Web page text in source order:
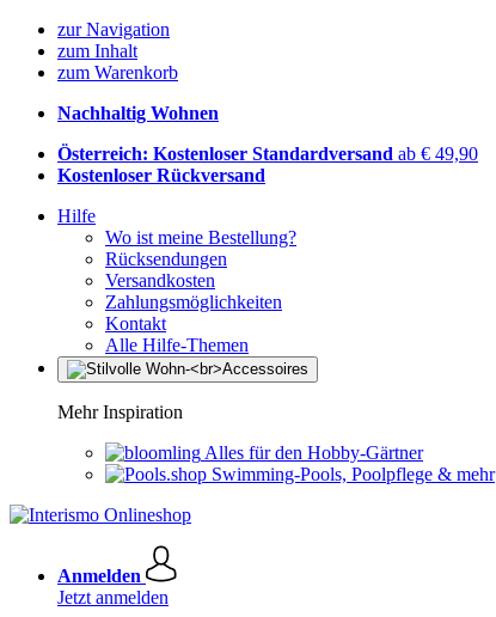
zur Navigation
zum Inhalt
zum Warenkorb
Nachhaltig Wohnen
Österreich: Kostenloser Standardversand ab € 49,90
Kostenloser Rückversand
Hilfe
Wo ist meine Bestellung?
Rücksendungen
Versandkosten
Zahlungsmöglichkeiten
Kontakt
Alle Hilfe-Themen
Mehr Inspiration
Alles für den Hobby-Gärtner
Swimming-Pools, Poolpflege & mehr
Anmelden
Jetzt anmelden